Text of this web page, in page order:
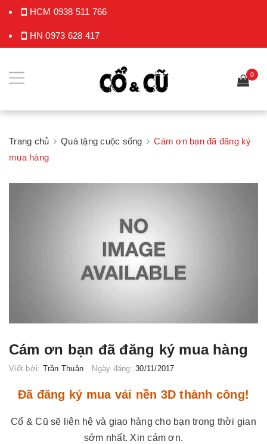
HCM 0938 511 766
HN0973 628 417
0
Trang chủ Quà tặng cuộc sống
Cám ơn bạn đã đăng ký
mua hàng
Cám ơn bạn đã đăng ký mua hàng
Viết bởi: Trần Thuận Ngày đăng: 30/11/2017
Đã đăng ký mua vải nền 3D thành công!
Cổ & Cũ sẽ liên hệ và giao hàng cho bạn trong thời gian
sớm nhất. Xin cám ơn.